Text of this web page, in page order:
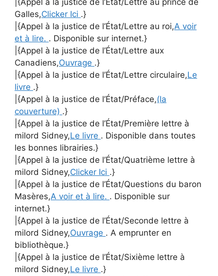
|{Appel à la justice de l’État/Lettre au prince de
Galles,Clicker Ici .}
|{Appel à la justice de l’État/Lettre au roi,A voir
et à lire. . Disponible sur internet.}
|{Appel à la justice de l’État/Lettre aux
Canadiens,Ouvrage .}
|{Appel à la justice de l’État/Lettre circulaire,Le
livre .}
|{Appel à la justice de l’État/Préface,(la
couverture) .}
|{Appel à la justice de l’État/Première lettre à
milord Sidney,Le livre . Disponible dans toutes
les bonnes librairies.}
|{Appel à la justice de l’État/Quatrième lettre à
milord Sidney,Clicker Ici .}
|{Appel à la justice de l’État/Questions du baron
Masères,A voir et à lire. . Disponible sur
internet.}
|{Appel à la justice de l’État/Seconde lettre à
milord Sidney,Ouvrage . A emprunter en
bibliothèque.}
|{Appel à la justice de l’État/Sixième lettre à
milord Sidney,Le livre .}